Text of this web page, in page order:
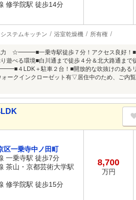
修学院駅 徒歩14分
システムキッチン 浴室乾燥機 所有権
一乗寺駅徒歩７分！アクセス良好！■保
遊べる環境■白川通まで徒歩４分＆北大路通ま
＋駐車２台！■開放的な吹抜けのあるリビ
ークインクローゼット有▽居住中のため、ご内
区一乗寺中ノ田町
一乗寺駅 徒歩7分
茶山・京都芸術大学駅
修学院駅 徒歩15分
8,700
万円